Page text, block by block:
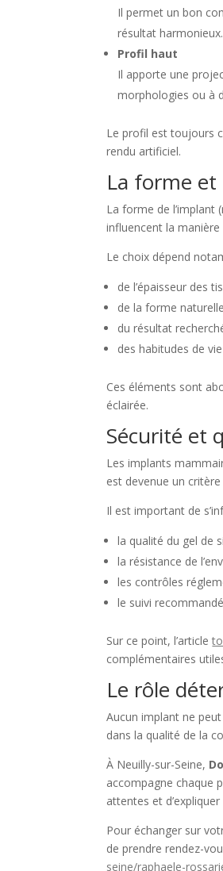
Il permet un bon
résultat harmonieux.
Profil haut
Il apporte une
morphologies ou à
Le profil est toujours
rendu artificiel.
La forme et
La forme de
influencent la
Le choix dépend
de l’épaisseur des
de la forme
du résultat
des habitudes de
Ces éléments sont
éclairée.
Sécurité et
Les implants
est devenue un
Il est important de
la qualité du gel de
la résistance de
les contrôles
le suivi
Sur ce point, l’article
complémentaires
Le rôle
Aucun implant ne
dans la qualité de la
À Neuilly-sur-Seine,
accompagne chaque
attentes et
Pour échanger sur
de prendre rendez-
seine/raphaele-